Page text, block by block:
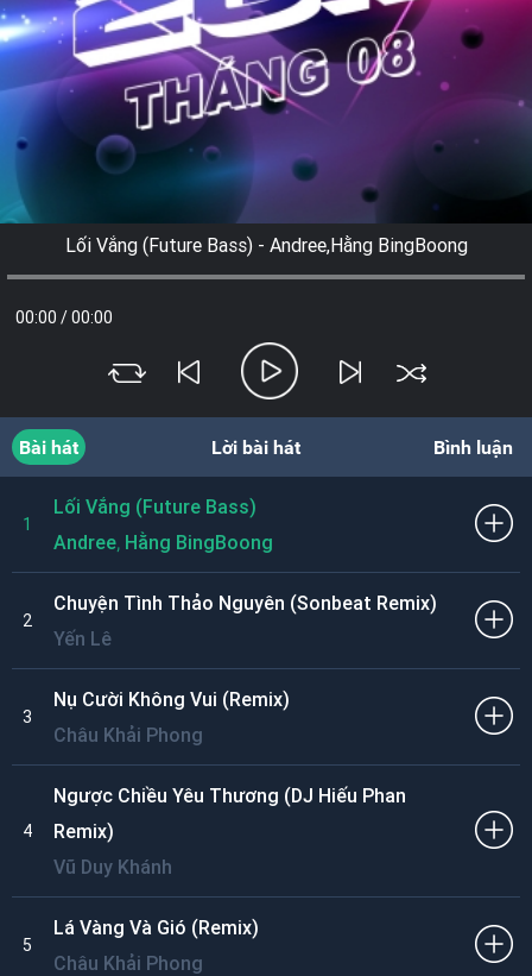
Lối Vắng (Future Bass) - Andree,Hằng BingBoong
00:00 /00:00
Bài hát Lời bài hát Bình luận
1
Lối Vắng (Future Bass)
Andree, Hằng BingBoong
2
Chuyện Tình Thảo Nguyên (Sonbeat Remix)
Yến Lê
3
Nụ Cười Không Vui (Remix)
Châu Khải Phong
4
Ngược Chiều Yêu Thương (DJ Hiếu Phan
Remix)
Vũ Duy Khánh
5
Lá Vàng Và Gió (Remix)
Châu Khải Phong